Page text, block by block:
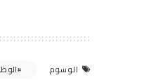
الوسوم